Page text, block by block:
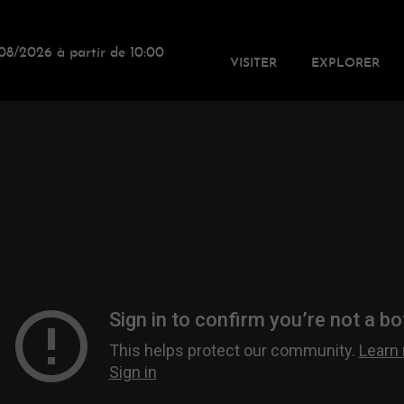
2026 à partir de 10:00
VISITER EXPLORER